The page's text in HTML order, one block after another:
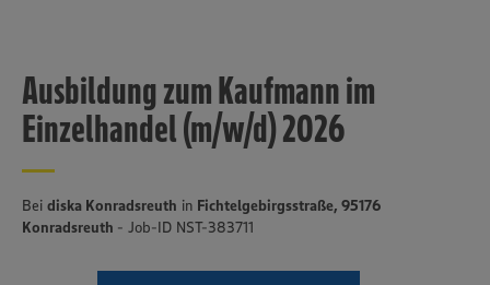
Ausbildung zum Kaufmann im
Einzelhandel (m/w/d) 2026
Bei diska Konradsreuth in Fichtelgebirgsstraße, 95176
Konradsreuth - Job-ID NST-383711